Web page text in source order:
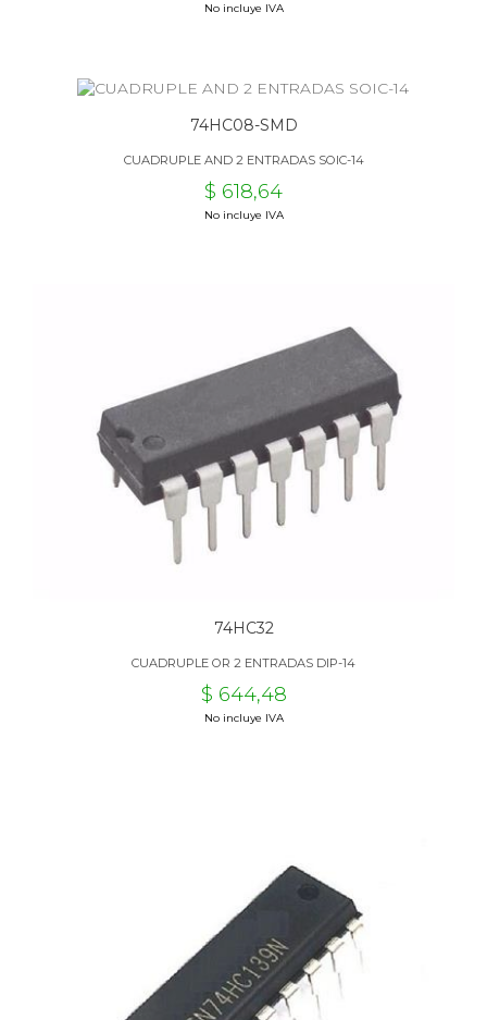
No incluye IVA
74HC08-SMD
CUADRUPLE AND 2 ENTRADAS SOIC-14
$ 618,64
No incluye IVA
74HC32
CUADRUPLE OR 2 ENTRADAS DIP-14
$ 644,48
No incluye IVA